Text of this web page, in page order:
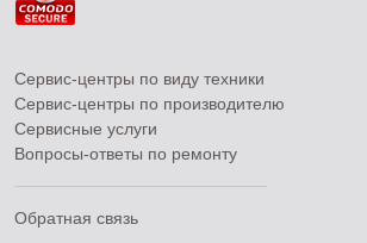
Сервис-центры по виду техники
Сервис-центры по производителю
Сервисные услуги
Вопросы-ответы по ремонту
Обратная связь